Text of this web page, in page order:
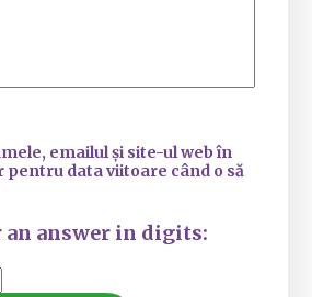
emailul și site-ul web în
pentru data viitoare când o să
an answer in digits: